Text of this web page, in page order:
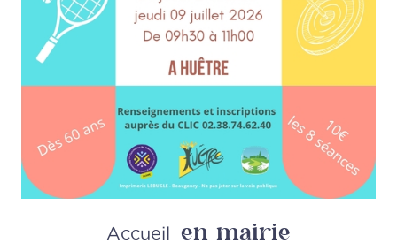
Retour
Accueil en mairie